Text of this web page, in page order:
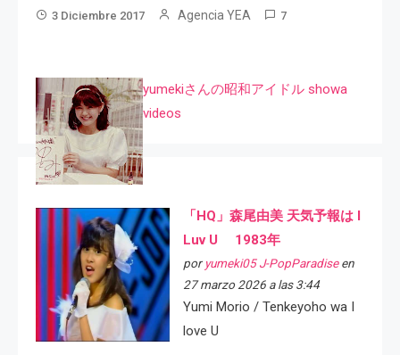
3 Diciembre 2017 Agencia YEA 7
yumekiさんの昭和アイドル showa
videos
「HQ」森尾由美 天気予報は I
Luv U 1983年
por yumeki05 J-PopParadiseen
27 marzo 2026 a las 3:44
Yumi Morio / Tenkeyoho wa I
love U